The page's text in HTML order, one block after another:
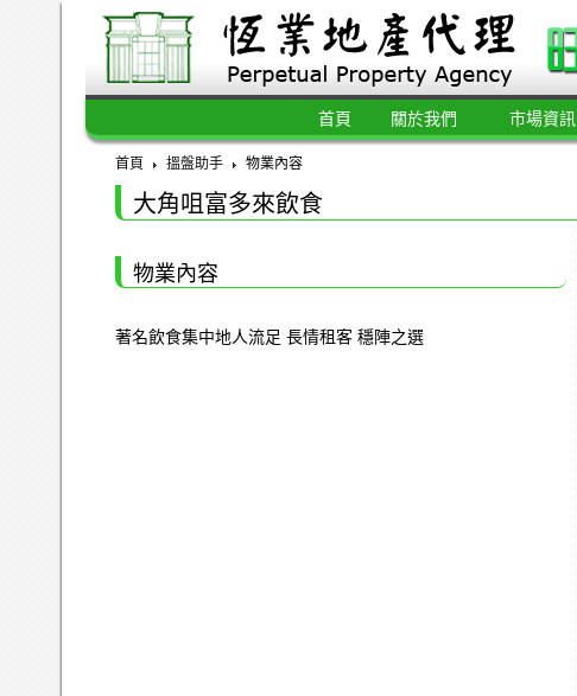
首頁 關於我們 市場資訊
首頁 搵盤助手 物業內容
大角咀富多來飲食
物業內容
著名飲食集中地人流足 長情租客 穩陣之選